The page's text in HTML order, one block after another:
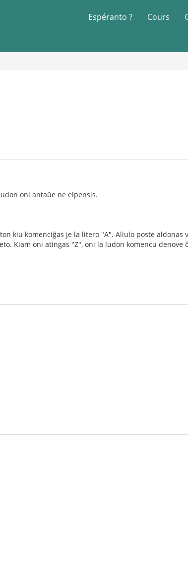
Espéranto ? Cours
oni antaŭe ne elpensis.
kiu komenciĝas je la litero "A". Aliulo poste
Kiam oni atingas "Z", oni la ludon komencu denove